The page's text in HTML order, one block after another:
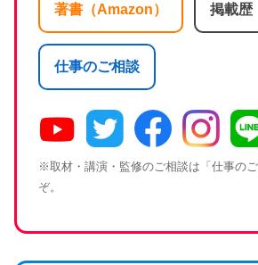
著書（Amazon） 掲載歴
仕事のご相談
※取材・講演・監修のご相談は「仕事の
ぞ。